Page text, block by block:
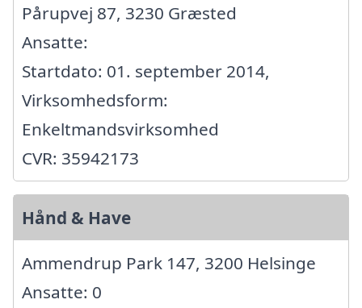
Pårupvej 87, 3230 Græsted
Ansatte:
Startdato: 01. september 2014,
Virksomhedsform:
Enkeltmandsvirksomhed
CVR: 35942173
Hånd & Have
Ammendrup Park 147, 3200 Helsinge
Ansatte: 0